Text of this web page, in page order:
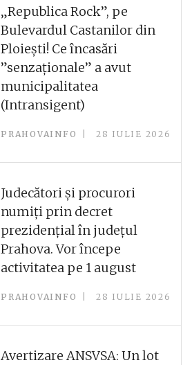
„Republica Rock”, pe
Bulevardul Castanilor din
Ploiești! Ce încasări
”senzaționale” a avut
municipalitatea
(Intransigent)
PRAHOVAINFO 28 IULIE 2026
Judecători și procurori
numiți prin decret
prezidențial în județul
Prahova. Vor începe
activitatea pe 1 august
PRAHOVAINFO 28 IULIE 2026
Avertizare ANSVSA: Un lot